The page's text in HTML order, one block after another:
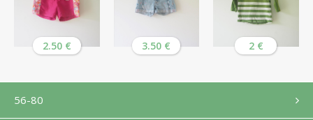
2.50 € 3.50 € 2 €
56-80